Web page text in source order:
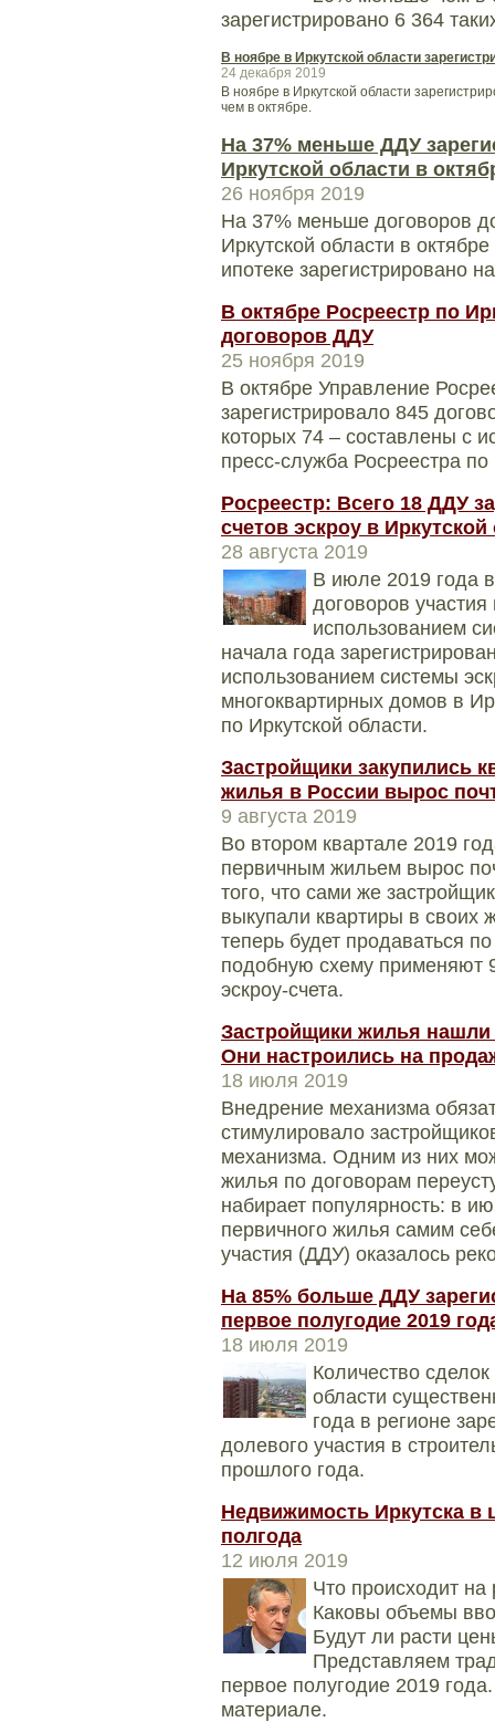
зарегистрировано 6 364
В ноябре в Иркутской области
24 декабря 2019
В ноябре в Иркутской области
чем в октябре.
На 37% меньше ДДУ
Иркутской области в
26 ноября 2019
На 37% меньше договоров
Иркутской области в
ипотеке зарегистрировано
В октябре Росреестр по
договоров ДДУ
25 ноября 2019
В октябре Управление
зарегистрировало 845
которых 74 – составлены с
пресс-служба Росреестра по
Росреестр: Всего 18 ДДУ
счетов эскроу в
28 августа 2019
В июле 2019 года
договоров
использованием
начала года
использованием системы
многоквартирных домов в
по Иркутской области.
Застройщики закупились
жилья в России вырос
9 августа 2019
Во втором квартале 2019
первичным жильем вырос
того, что сами же
выкупали квартиры в своих
теперь будет продаваться
подобную схему применяют
эскроу-счета.
Застройщики жилья нашли
Они настроились на
18 июля 2019
Внедрение механизма
стимулировало
механизма. Одним из них
жилья по договорам
набирает популярность: в
первичного жилья самим
участия (ДДУ) оказалось
На 85% больше ДДУ
первое полугодие 2019
18 июля 2019
Количество
области
года в регионе
долевого участия в
прошлого года.
Недвижимость Иркутска в
полгода
12 июля 2019
​​​​​​​Что происходит
Каковы объемы
Будут ли расти
Представляем
первое полугодие 2019
материале.